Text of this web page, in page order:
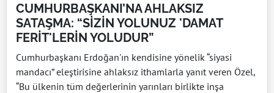
CUMHURBAŞKANI’NA AHLAKSIZ
SATAŞMA: “SİZİN YOLUNUZ 'DAMAT
FERİT'LERİN YOLUDUR”
Cumhurbaşkanı Erdoğan'ın kendisine yönelik “siyasi
mandacı” eleştirisine ahlaksız ithamlarla yanıt veren Özel,
“Bu ülkenin tüm değerlerinin yarınları birlikte inşa